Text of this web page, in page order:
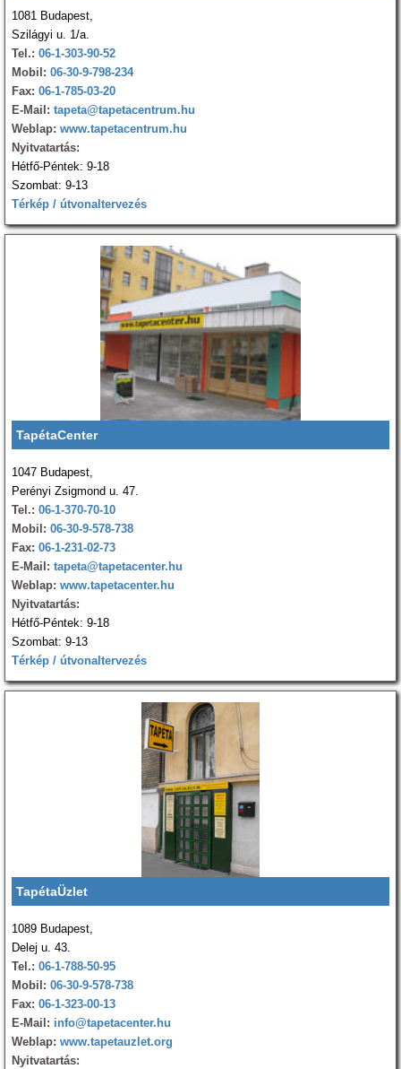
1081 Budapest,
Szilágyi u. 1/a.
Tel.: 06-1-303-90-52
Mobil: 06-30-9-798-234
Fax: 06-1-785-03-20
E-Mail: tapeta@tapetacentrum.hu
Weblap: www.tapetacentrum.hu
Nyitvatartás:
Hétfő-Péntek: 9-18
Szombat: 9-13
Térkép / útvonaltervezés
TapétaCenter
1047 Budapest,
Perényi Zsigmond u. 47.
Tel.: 06-1-370-70-10
Mobil: 06-30-9-578-738
Fax: 06-1-231-02-73
E-Mail: tapeta@tapetacenter.hu
Weblap: www.tapetacenter.hu
Nyitvatartás:
Hétfő-Péntek: 9-18
Szombat: 9-13
Térkép / útvonaltervezés
TapétaÜzlet
1089 Budapest,
Delej u. 43.
Tel.: 06-1-788-50-95
Mobil: 06-30-9-578-738
Fax: 06-1-323-00-13
E-Mail: info@tapetacenter.hu
Weblap: www.tapetauzlet.org
Nyitvatartás: